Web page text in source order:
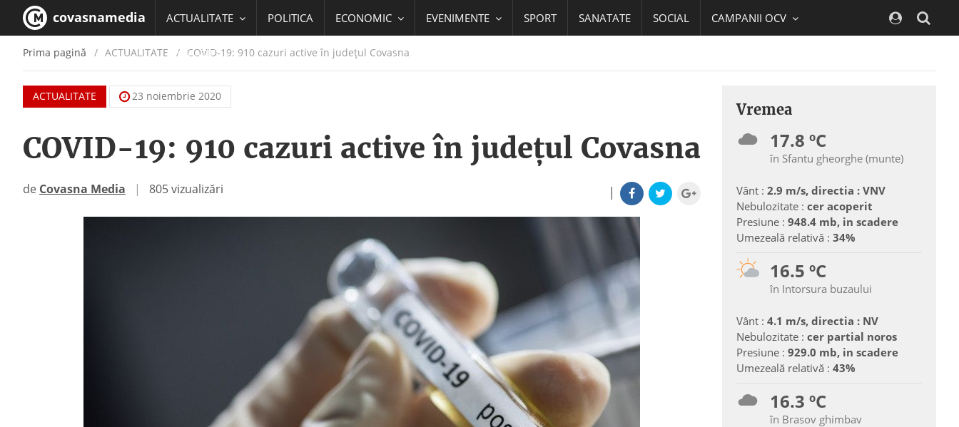
covasnamedia ACTUALITATE POLITICA ECONOMIC EVENIMENTE SPORT SANATATE SOCIAL CAMPANII OCV
EDUCATIE
Prima pagină ACTUALITATE / COVID-19: 910 cazuri active în județul Covasna
ACTUALITATE 23 noiembrie 2020
COVID-19: 910 cazuri active în județul Covasna
|
de Covasna Media | 805 vizualizări
Vremea
17.8 ºC
în Sfantu gheorghe (munte)
Vânt : 2.9 m/s, directia : VNV
Nebulozitate : cer acoperit
Presiune : 948.4 mb, in scadere
Umezeală relativă : 34%
16.5 ºC
în Intorsura buzaului
Vânt : 4.1 m/s, directia : NV
Nebulozitate : cer partial noros
Presiune : 929.0 mb, in scadere
Umezeală relativă : 43%
16.3 ºC
în Brasov ghimbav